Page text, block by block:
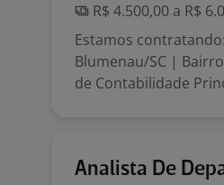
R$ 4.500,00 a R$
Estamos contratando:
Blumenau/SC |
de Contabilidade
Analista De